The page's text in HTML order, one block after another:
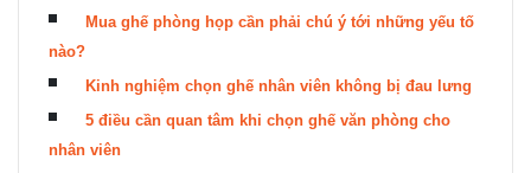
Mua ghế phòng họp cần phải chú ý tới những yếu tố
nào?
Kinh nghiệm chọn ghế nhân viên không bị đau lưng
5 điều cần quan tâm khi chọn ghế văn phòng cho
nhân viên